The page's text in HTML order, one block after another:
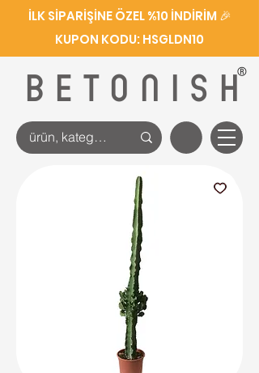
BETONISH
®
İLK SİPARİŞİNE ÖZEL %10 İNDİRİM 🎉
KUPON KODU: HSGLDN10